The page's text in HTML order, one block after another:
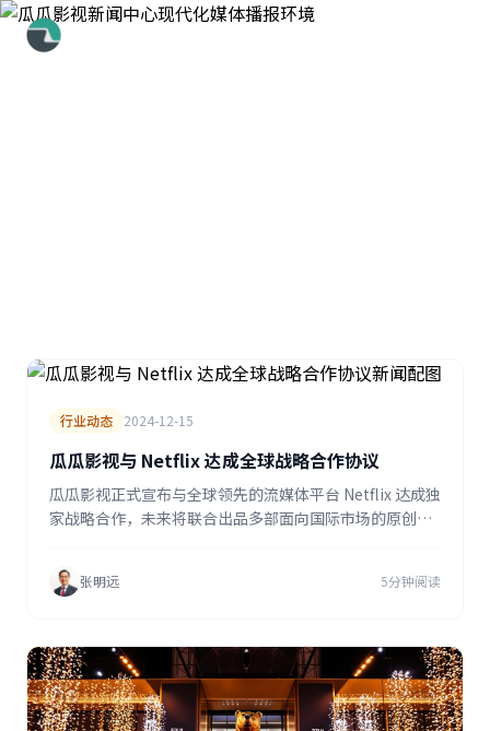
行业动态 2024-12-15
瓜瓜影视与 Netflix 达成全球战略合作协议
瓜瓜影视正式宣布与全球领先的流媒体平台 Netflix 达成独
家战略合作，未来将联合出品多部面向国际市场的原创影
张明远 5分钟阅读